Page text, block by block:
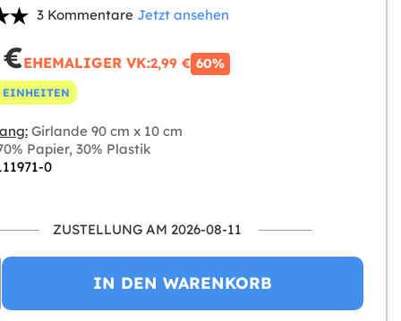
3 Kommentare Jetzt ansehen
EHEMALIGER VK:2,99 € 60%
EINHEITEN
Girlande 90 cm x 10 cm
Papier, 30% Plastik
0
ZUSTELLUNG AM 2026-08-11
IN DEN WARENKORB